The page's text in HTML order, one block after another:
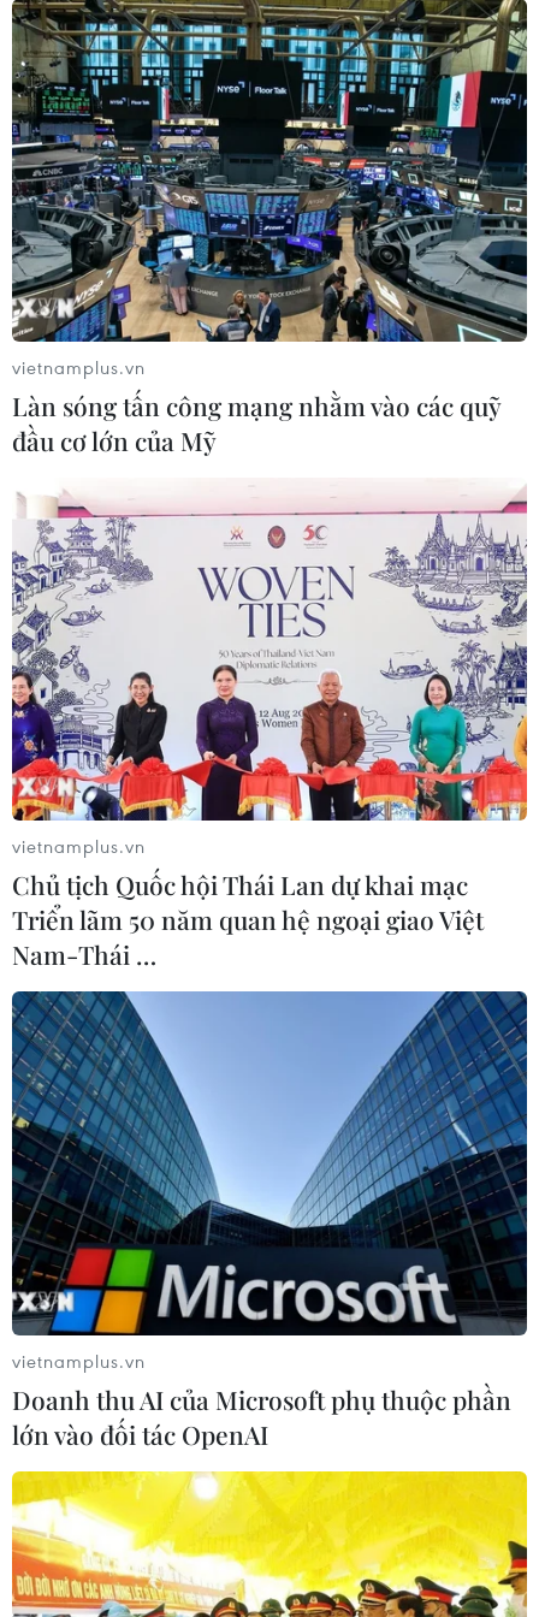
TIN CÙNG CHUYÊN MỤC
vietnamplus.vn
Làn sóng tấn công mạng nhằm vào các quỹ
đầu cơ lớn của Mỹ
vietnamplus.vn
Chủ tịch Quốc hội Thái Lan dự khai mạc
Triển lãm 50 năm quan hệ ngoại giao Việt
Nam-Thái …
vietnamplus.vn
Doanh thu AI của Microsoft phụ thuộc phần
lớn vào đối tác OpenAI